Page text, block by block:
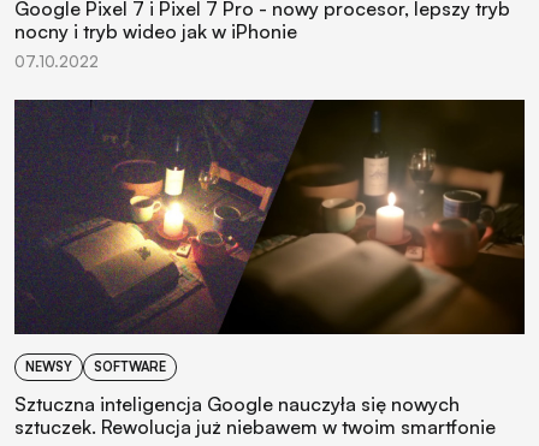
Google Pixel 7 i Pixel 7 Pro - nowy procesor, lepszy tryb
nocny i tryb wideo jak w iPhonie
07.10.2022
NEWSY SOFTWARE
Sztuczna inteligencja Google nauczyła się nowych
sztuczek. Rewolucja już niebawem w twoim smartfonie